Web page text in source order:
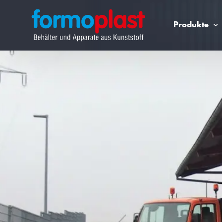
Produkte
PE100 Doppelwandbehälter mit
PE100 Flachbodenbehälter mit
Großbehälter über 50.000 Liter
Lagerbehälter aus Polypropylen (PP)
Rührwerksbehälter aus